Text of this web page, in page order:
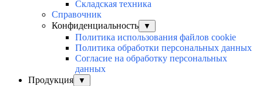
Складская техника
Справочник
Конфиденциальность
▼
Политика использования файлов cookie
Политика обработки персональных данных
Согласие на обработку персональных
данных
Продукция
▼